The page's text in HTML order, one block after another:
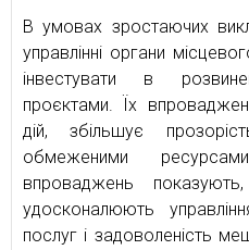
В умовах зростаючих
управлінні органи
інвестувати в
проєктами. Їх
дій, збільшує
обмеженими
впроваджень
удосконалюють
послуг і задоволеність